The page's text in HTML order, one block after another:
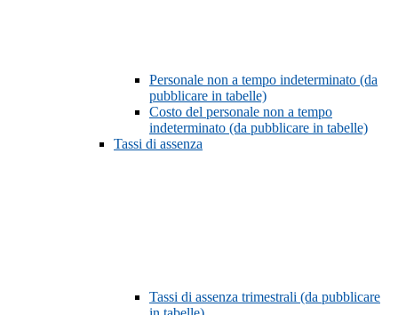
Personale non a tempo indeterminato (da
pubblicare in tabelle)
Costo del personale non a tempo
indeterminato (da pubblicare in tabelle)
Tassi di assenza
Tassi di assenza trimestrali (da pubblicare